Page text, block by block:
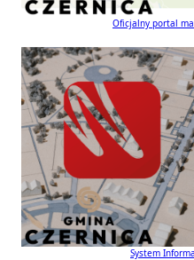
Oficjalny portal
System